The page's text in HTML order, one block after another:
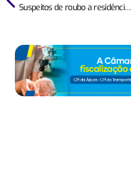
Suspeitos de roubo a residência em Lucas do Rio Verde morrem em confronto com a polícia